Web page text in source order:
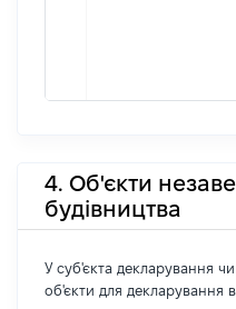
4. Об'єкти
будівництва
У суб'єкта декларування чи
об'єкти для декларування